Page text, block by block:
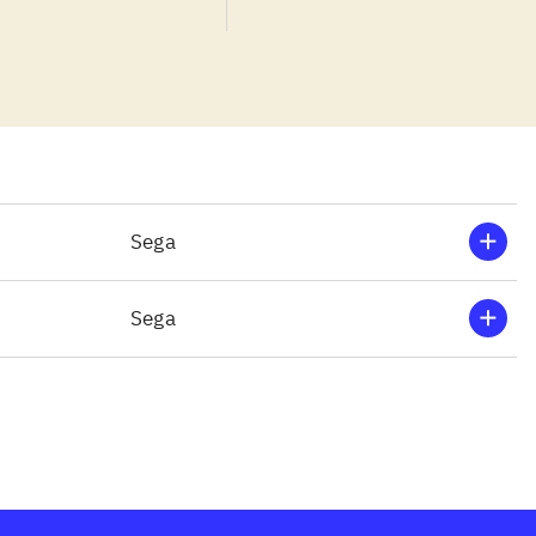
kan
navnløse
1.person.
tempo Sega
Sega